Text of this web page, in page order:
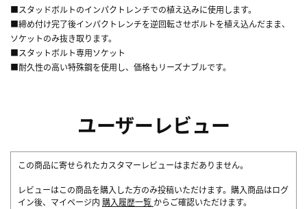
■スタッドボルトのインパクトレンチでの植え込みに使用します。
■締め付け完了後インパクトレンチを逆回転させボルトを植え込んだまま、
ソケットのみ抜き取ります。
■スタットボルト専用ソケット
■耐久性の高い特殊鋼を使用し、価格もリーズナブルです。
ユーザーレビュー
この商品に寄せられたカスタマーレビューはまだありません。
レビューはこの商品を購入した方のみ投稿いただけます。購入商品はログ
イン後、マイページ内 購入履歴一覧 からご確認いただけます。